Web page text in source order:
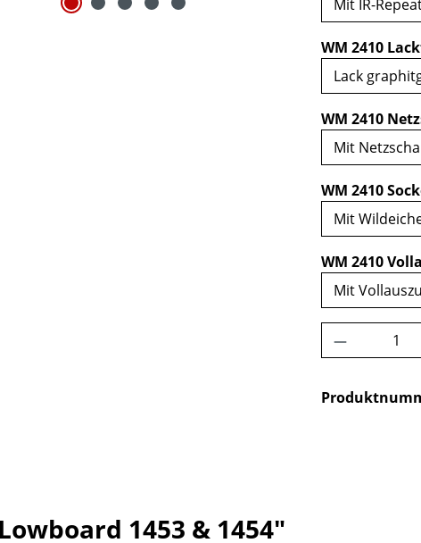
WM 2410
WM 2410
WM 2410
WM 2410
Produkt
1453 & 1454"